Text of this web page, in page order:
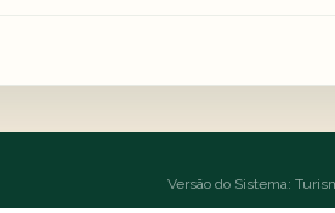
Versão do Sistema: